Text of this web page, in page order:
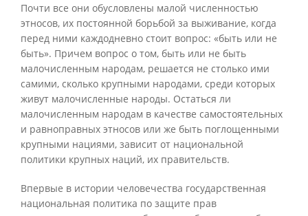
Почти все они обусловлены малой численностью
этносов, их постоянной борьбой за выживание, когда
перед ними каждодневно стоит вопрос: «быть или не
быть». Причем вопрос о том, быть или не быть
малочисленным народам, решается не столько ими
самими, сколько крупными народами, среди которых
живут малочисленные народы. Остаться ли
малочисленным народам в качестве самостоятельных
и равноправных этносов или же быть поглощенными
крупными нациями, зависит от национальной
политики крупных наций, их правительств.
Впервые в истории человечества государственная
национальная политика по защите прав